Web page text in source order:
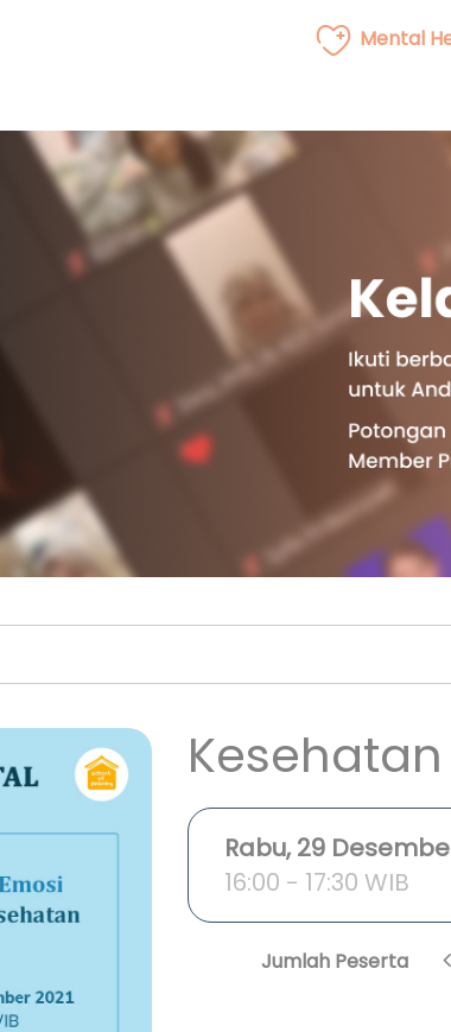
Mental
Rabu, 29
16:00 - 17:30 WIB
Jumlah Peserta